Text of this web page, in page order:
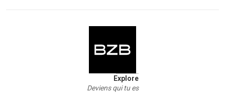
Explore
Deviens qui tu es